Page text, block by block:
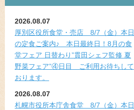
2026.08.07
厚別区役所食堂・売店 8/7（金）本日
の定食ご案内♪ 本日最終日！8月の食
堂フェア 日替わり”貫田シェフ監修 夏
野菜フェア”④日目 ご利用お待ちして
おります。
2026.08.07
札幌市役所本庁舎食堂 8/7（金）本日